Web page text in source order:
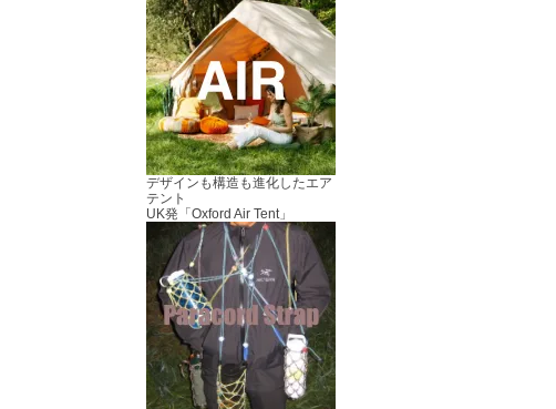
デザインも構造も進化したエア
テント
UK発「Oxford Air Tent」